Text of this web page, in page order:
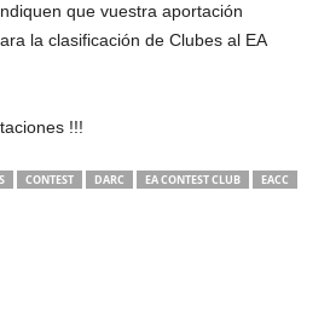
que vuestra aportación
la clasificación de Clubes al EA
!!!
CONTEST DARC EA CONTEST CLUB
EACC